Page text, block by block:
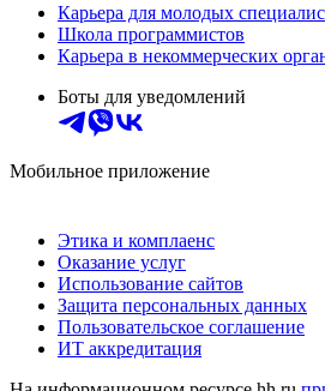
Карьера для молодых
Школа программистов
Карьера в некоммерческих
Боты для уведомлений
Мобильное приложение
Этика и комплаенс
Оказание услуг
Использование сайтов
Защита персональных данных
Пользовательское соглашение
ИТ аккредитация